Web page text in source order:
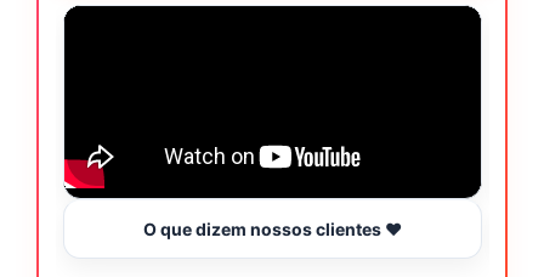
O que dizem nossos clientes ❤️